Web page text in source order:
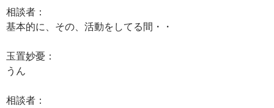
相談者：
基本的に、その、活動をしてる間・・
玉置妙憂：
うん
相談者：